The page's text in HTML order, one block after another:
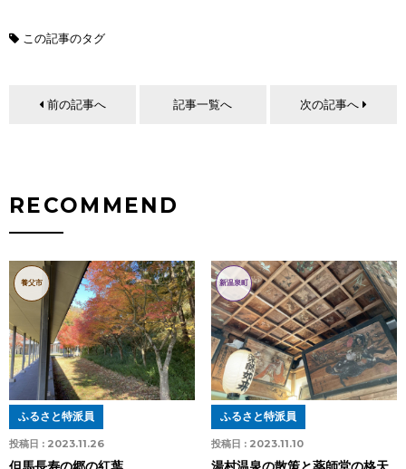
この記事のタグ
前の記事へ 記事一覧へ 次の記事へ
RECOMMEND
養父市
投稿日 : 2023.11.26
ふるさと特派員
新温泉町
投稿日 : 2023.11.10
ふるさと特派員